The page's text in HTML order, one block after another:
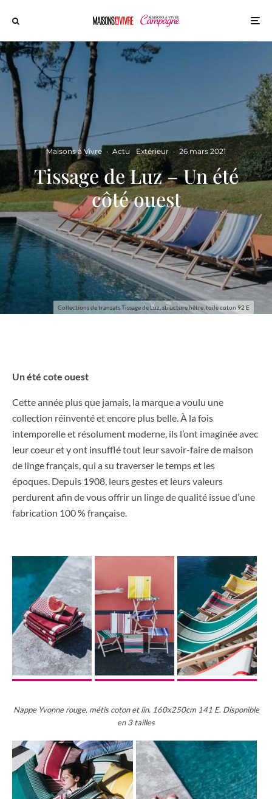
Collections de transats Tissage de Luz, structure hêtre, toile coton 92 E
Maisons à Vivre · Actu Extérieur · 26 mars 2021
Tissage de Luz – Un été
côté ouest
Un été cote ouest
Cette année plus que jamais, la marque a voulu une
collection réinventé et encore plus belle. À la fois
intemporelle et résolument moderne, ils l’ont imaginée avec
leur coeur et y ont insufflé tout leur savoir-faire de maison
de linge français, qui a su traverser le temps et les
époques. Depuis 1908, leurs gestes et leurs valeurs
perdurent afin de vous offrir un linge de qualité issue d’une
fabrication 100 % française.
Nappe Yvonne rouge, métis coton et lin. 160x250cm 141 E. Disponible
en 3 tailles